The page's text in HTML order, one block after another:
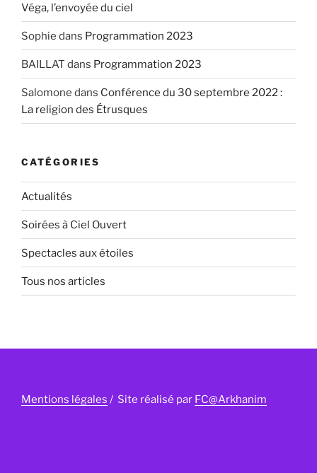
Véga, l’envoyée du ciel
Sophie dans Programmation 2023
BAILLAT dans Programmation 2023
Salomone dans Conférence du 30 septembre 2022 :
La religion des Étrusques
CATÉGORIES
Actualités
Soirées à Ciel Ouvert
Spectacles aux étoiles
Tous nos articles
Mentions légales / Site réalisé par FC@Arkhanim